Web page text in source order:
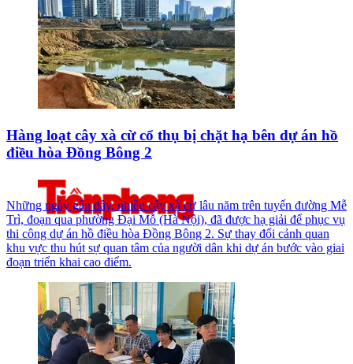
Hàng loạt cây xà cừ cổ thụ bị chặt hạ bên dự án hồ
điều hòa Đồng Bông 2
Những ngày gần đây, nhiều cây xà cừ lâu năm trên tuyến đường Mễ
Trì, đoạn qua phường Đại Mỗ (Hà Nội), đã được hạ giải để phục vụ
thi công dự án hồ điều hòa Đồng Bông 2. Sự thay đổi cảnh quan
khu vực thu hút sự quan tâm của người dân khi dự án bước vào giai
đoạn triển khai cao điểm.